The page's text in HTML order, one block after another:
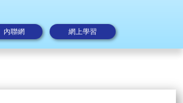
內聯網 網上學習